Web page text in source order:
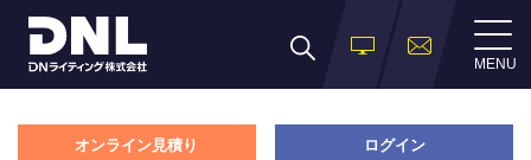
MENU
オンライン見積り ログイン